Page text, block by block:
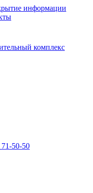
информации
комплекс
50-50